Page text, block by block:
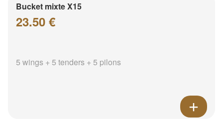
Bucket mixte X15
23.50 €
5 wings + 5 tenders + 5 pilons